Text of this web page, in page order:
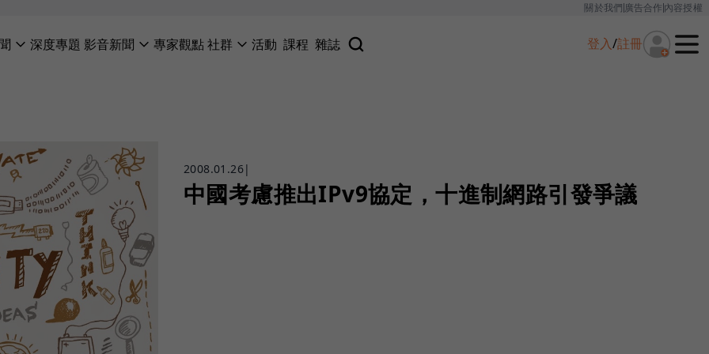
關於我們廣告合作內容授權
深度專題 影音新聞 專家觀點社群 活動 課程 雜誌 登入/註冊
2008.01.26|
中國考慮推出IPv9協定，十進制網路引發爭議